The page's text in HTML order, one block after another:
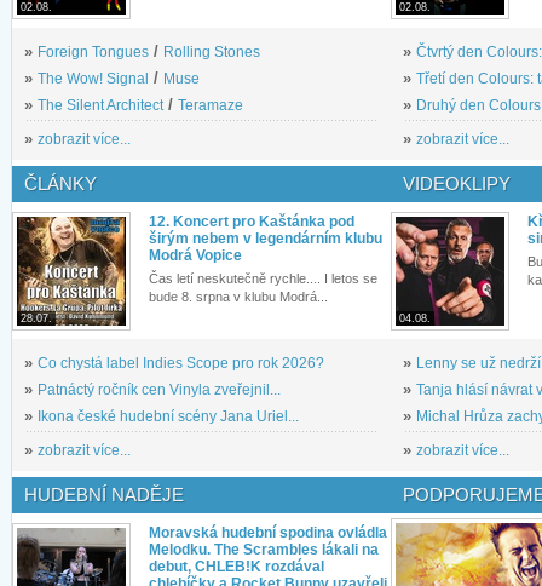
02.08.
» Foreign Tongues / Rolling Stones
» The Wow! Signal / Muse
» The Silent Architect / Teramaze
» zobrazit více...
02.08.
» Čtvrtý den
» Třetí den Colours:
» Druhý den
» zobrazit více...
ČLÁNKY
28.07.
12. Koncert pro Kaštánka pod
širým nebem v legendárním klubu
Modrá Vopice
Čas letí neskutečně rychle.... I letos se
bude 8. srpna v klubu Modrá...
» Co chystá label Indies Scope pro rok 2026?
» Patnáctý ročník cen Vinyla zveřejnil...
»
Ikona české hudební scény Jana Uriel...
» zobrazit více...
VIDEOKLIPY
04.08.
» Lenny se už
» Tanja hlásí návrat
» Michal Hrůza
» zobrazit více...
HUDEBNÍ NADĚJE
Moravská hudební spodina ovládla
Melodku. The Scrambles lákali na
debut, CHLEB!K rozdával